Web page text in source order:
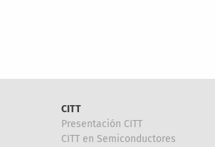
CITT
Presentación CITT
CITT en Semiconductores